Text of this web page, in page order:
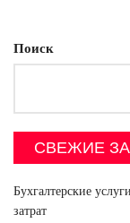
Поиск
СВЕЖИЕ
Бухгалтерские
затрат